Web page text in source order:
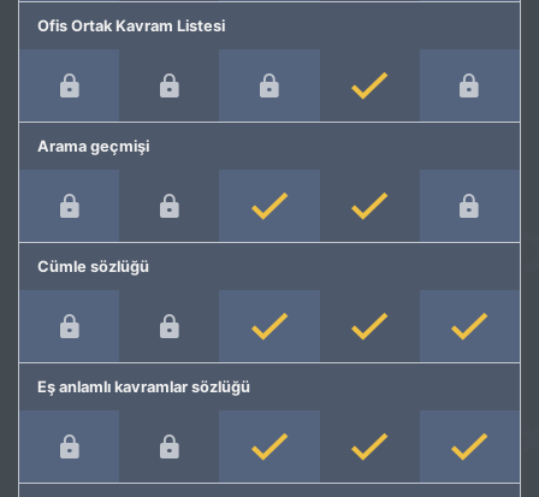
Ofis Ortak Kavram Listesi
Arama geçmişi
Cümle sözlüğü
Eş anlamlı kavramlar sözlüğü